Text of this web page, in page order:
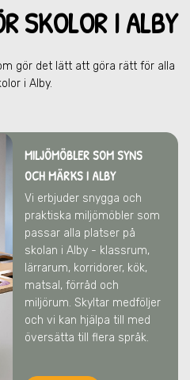
SKOLOR I ALBY
gör det lätt att göra rätt för alla
i Alby.
MILJÖMÖBLER SOM SYNS
OCH MÄRKSI ALBY
Vi erbjuder snygga och
praktiska miljömöbler som
passar alla platser på
skolan i Alby - klassrum,
lärrarum, korridorer, kök,
matsal, förråd och
miljörum. Skyltar medföljer
och vi kan hjälpa till med
översätta till flera språk.